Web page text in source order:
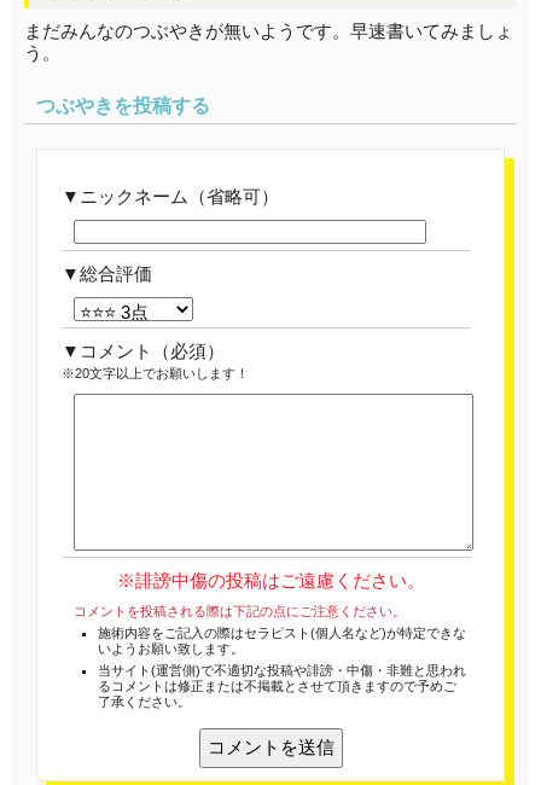
まだみんなのつぶやきが無いようです。早速書いてみましょ
う。
つぶやきを投稿する
ニックネーム（省略可）
総合評価
コメント （必須）
※20文字以上でお願いします！
※誹謗中傷の投稿はご遠慮ください。
コメントを投稿される際は下記の点にご注意ください。
施術内容をご記入の際はセラピスト(個人名など)が特定できな
いようお願い致します。
当サイト(運営側)で不適切な投稿や誹謗・中傷・非難と思われ
るコメントは修正または不掲載とさせて頂きますので予めご
了承ください。